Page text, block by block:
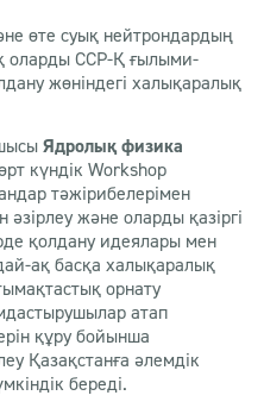
өте суық нейтрондардың
оларды ССР-Қ ғылыми-
жөніндегі халықаралық
Ядролық физика
күндік Workshop
тәжірибелерімен
және оларды қазіргі
қолдану идеялары мен
ақ басқа халықаралық
орнату
атап
құру бойынша
Қазақстанға әлемдік
береді.